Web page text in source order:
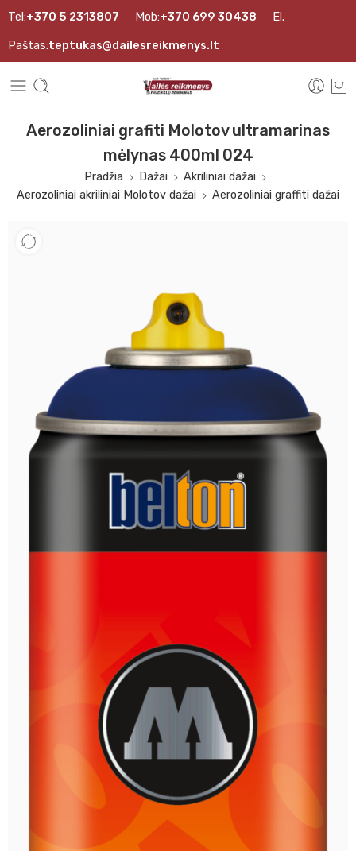
Tel:+370 5 2313807 Mob:+370 699 30438 El.
Paštas:teptukas@dailesreikmenys.lt
Aerozoliniai grafiti Molotov ultramarinas
mėlynas 400ml 024
Pradžia Dažai
Akriliniai dažai
Aerozoliniai akriliniai Molotov dažai
Aerozoliniai graffiti dažai